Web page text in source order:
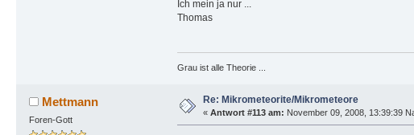
Ich mein ja nur ...
Thomas
Grau ist alle Theorie ...
Mettmann
Foren-Gott
Re: Mikrometeorite/Mikrometeore
« Antwort #113 am: November 09, 2008, 13:39:39